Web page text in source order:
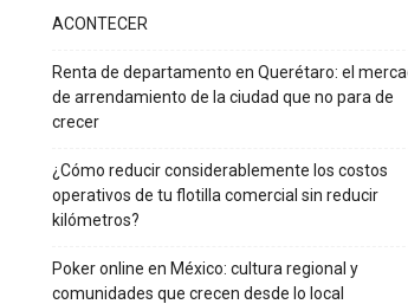
ACONTECER
Renta de departamento en Querétaro: el
de arrendamiento de la ciudad que no para de
crecer
¿Cómo reducir considerablemente los costos
operativos de tu flotilla comercial sin reducir
kilómetros?
Poker online en México: cultura regional y
comunidades que crecen desde lo local